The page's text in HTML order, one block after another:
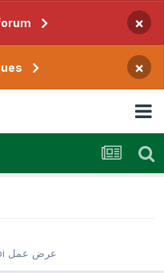
×
×
Offres d'emploi عرض عمل